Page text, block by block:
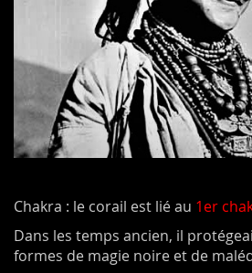
Chakra : le corail est lié au 1er
Dans les temps ancien, il
formes de magie noire et de